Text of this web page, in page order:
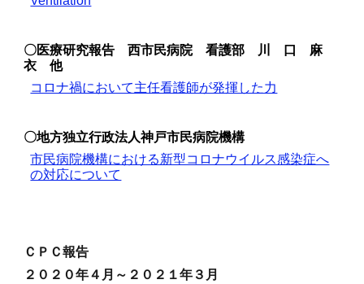
〇医療研究報告 西市民病院 看護部 川 口 麻
衣 他
コロナ禍において主任看護師が発揮した力
〇地方独立行政法人神戸市民病院機構
市民病院機構における新型コロナウイルス感染症へ
の対応について
ＣＰＣ報告
２０２０年４月～２０２１年３月